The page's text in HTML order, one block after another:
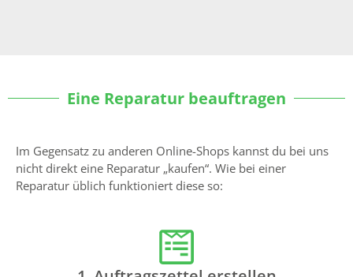
Eine Reparatur beauftragen
Im Gegensatz zu anderen Online-Shops kannst du bei uns
nicht direkt eine Reparatur „kaufen“. Wie bei einer
Reparatur üblich funktioniert diese so: